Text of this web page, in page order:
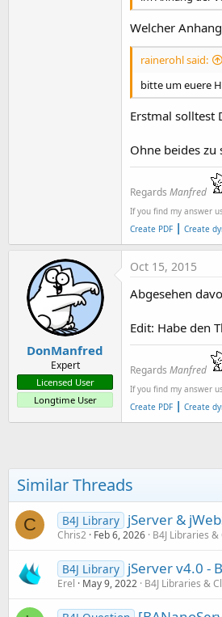
Welcher
rainerohl said:
bitte um euere
Erstmal solltest
Ohne beides zu
Regards Manfred
If you find my answer
Create PDF | Create
DonManfred
Expert
Licensed User
Longtime User
Oct 15, 2015
Abgesehen
Edit: Habe den
Regards Manfred
If you find my answer
Create PDF | Create
Similar Threads
C B4J Library jServer &
Chris2 Feb 6, 2026 B4J Libraries &
B4J Library jServer v4.0 -
Erel May 9, 2022 B4J Libraries &